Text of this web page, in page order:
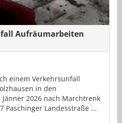
Aufräumarbeiten
einem Verkehrsunfall
in den
2026 nach Marchtrenk
Paschinger Landesstraße ...